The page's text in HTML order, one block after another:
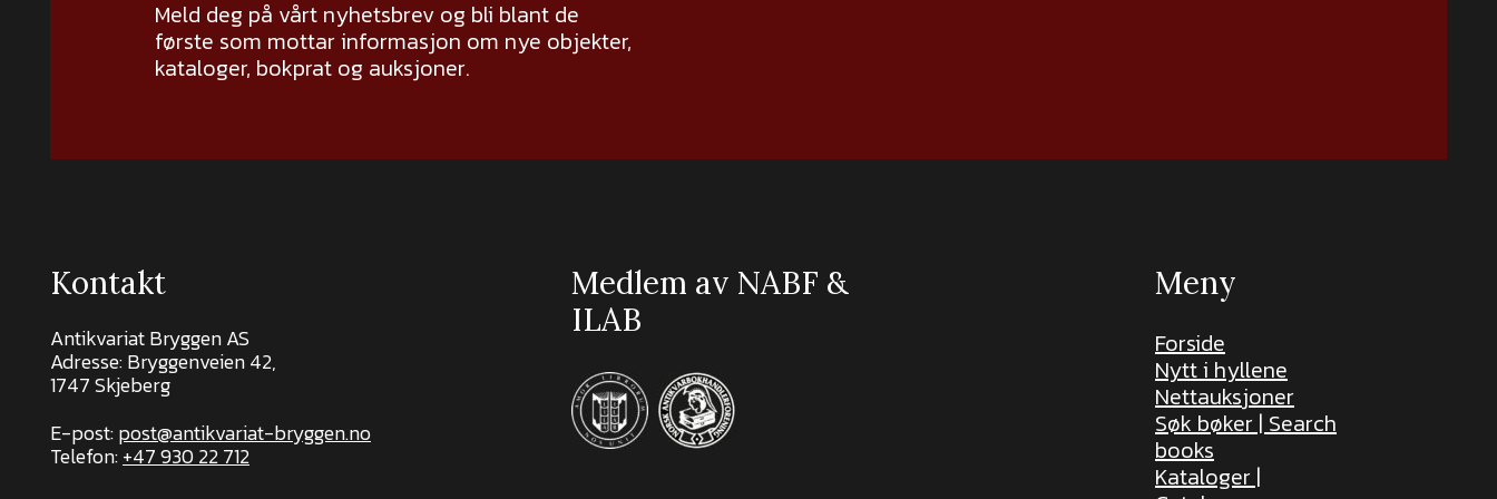
Meld deg på vårt nyhetsbrev og bli blant de
første som mottar informasjon om nye objekter,
kataloger, bokprat og auksjoner.
Kontakt
Antikvariat Bryggen AS
Adresse: Bryggenveien 42,
1747 Skjeberg
E-post:post@antikvariat-bryggen.no
Telefon:+47 930 22 712
Medlem av NABF &
ILAB
Meny
Forside
Nytt i hyllene
Nettauksjoner
Søk bøker | Search
books
Kataloger |